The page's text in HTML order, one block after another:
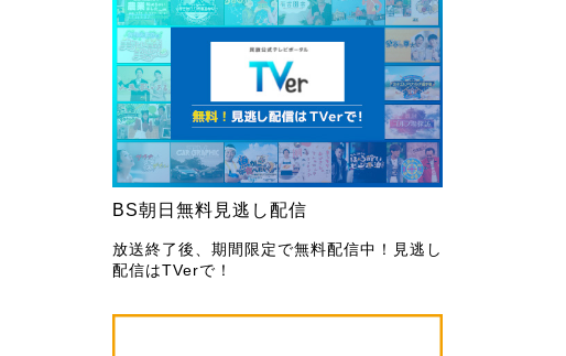
BS朝日無料見逃し配信
放送終了後、期間限定で無料配信中！見逃し
配信はTVerで！